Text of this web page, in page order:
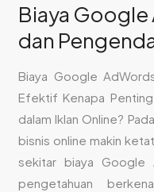
Biaya
dan
Biaya Google
Efektif Kenapa
dalam Iklan Online?
bisnis online makin
sekitar biaya Google
pengetahuan
AdWords:
Taktik
Pengendalian
Iklan
Efektif